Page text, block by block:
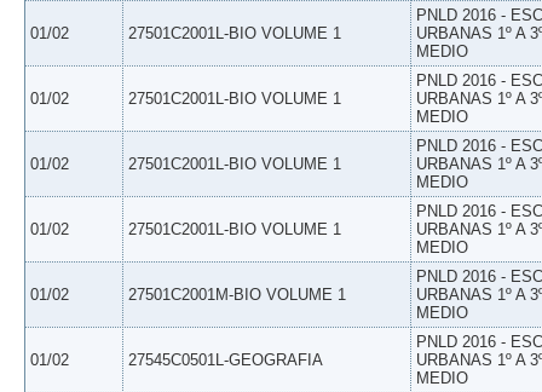
01/02 27501C2001L-BIO VOLUME 1
PNLD 2016 -
URBANAS 1º A
MEDIO
01/02 27501C2001L-BIO VOLUME 1
PNLD 2016 -
URBANAS 1º A
MEDIO
01/02 27501C2001L-BIO VOLUME 1
PNLD 2016 -
URBANAS 1º A
MEDIO
01/02 27501C2001L-BIO VOLUME 1
PNLD 2016 -
URBANAS 1º A
MEDIO
01/02 27501C2001M-BIO VOLUME 1
PNLD 2016 -
URBANAS 1º A
MEDIO
01/02 27545C0501L-GEOGRAFIA
PNLD 2016 -
URBANAS 1º A
MEDIO